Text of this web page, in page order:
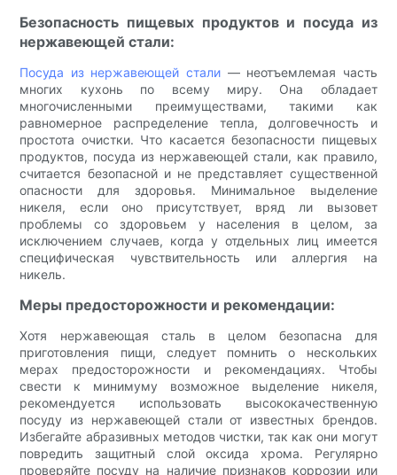
Безопасность пищевых продуктов и посуда из
нержавеющей стали:
Посуда из нержавеющей стали — неотъемлемая часть
многих кухонь по всему миру. Она обладает
многочисленными преимуществами, такими как
равномерное распределение тепла, долговечность и
простота очистки. Что касается безопасности пищевых
продуктов, посуда из нержавеющей стали, как правило,
считается безопасной и не представляет существенной
опасности для здоровья. Минимальное выделение
никеля, если оно присутствует, вряд ли вызовет
проблемы со здоровьем у населения в целом, за
исключением случаев, когда у отдельных лиц имеется
специфическая чувствительность или аллергия на
никель.
Меры предосторожности и рекомендации:
Хотя нержавеющая сталь в целом безопасна для
приготовления пищи, следует помнить о нескольких
мерах предосторожности и рекомендациях. Чтобы
свести к минимуму возможное выделение никеля,
рекомендуется использовать высококачественную
посуду из нержавеющей стали от известных брендов.
Избегайте абразивных методов чистки, так как они могут
повредить защитный слой оксида хрома. Регулярно
проверяйте посуду на наличие признаков коррозии или